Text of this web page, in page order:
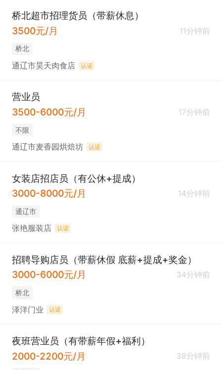
桥北超市招理货员（带薪休息）
3500元/月
11分钟前
桥北
通辽市昊天肉食店 认证
营业员
3500-6000元/月
17分钟前
不限
通辽市麦香园烘焙坊 认证
女装店招店员（有公休+提成）
3000-8000元/月
14分钟前
通辽市
张艳服装店 认证
招聘导购店员（带薪休假 底薪+提成+奖金）
3000-6000元/月
34分钟前
桥北
泽洋门业 认证
夜班营业员（有带薪年假+福利）
2000-2200元/月
38分钟前